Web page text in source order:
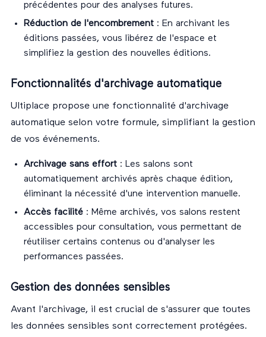
précédentes pour des analyses futures.
Réduction de l'encombrement : En archivant les
éditions passées, vous libérez de l'espace et
simplifiez la gestion des nouvelles éditions.
Fonctionnalités d'archivage automatique
Ultiplace propose une fonctionnalité d'archivage
automatique selon votre formule, simplifiant la gestion
de vos événements.
Archivage sans effort : Les salons sont
automatiquement archivés après chaque édition,
éliminant la nécessité d'une intervention manuelle.
Accès facilité : Même archivés, vos salons restent
accessibles pour consultation, vous permettant de
réutiliser certains contenus ou d'analyser les
performances passées.
Gestion des données sensibles
Avant l'archivage, il est crucial de s'assurer que toutes
les données sensibles sont correctement protégées.